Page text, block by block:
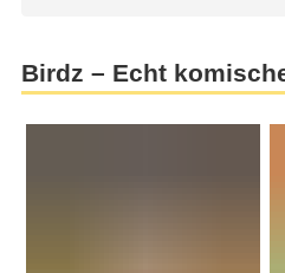
Birdz – Echt